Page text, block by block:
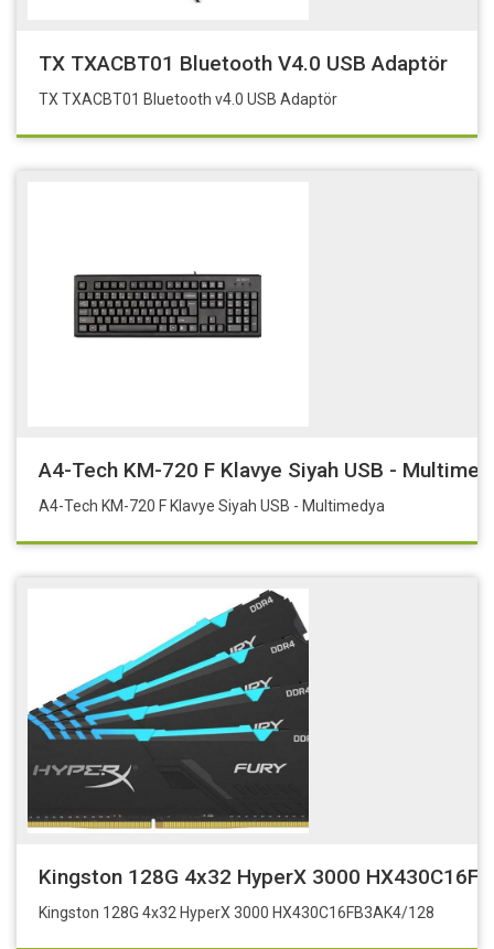
TX TXACBT01 Bluetooth V4.0 USB Adaptör
TX TXACBT01 Bluetooth v4.0 USB Adaptör
A4-Tech KM-720 F Klavye Siyah USB -
A4-Tech KM-720 F Klavye Siyah USB - Multimedya
Kingston 128G 4x32 HyperX 3000
Kingston 128G 4x32 HyperX 3000 HX430C16FB3AK4/128